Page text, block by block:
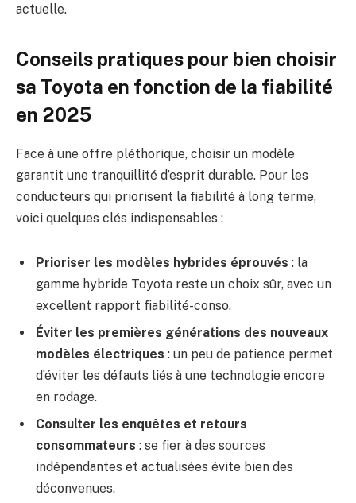
actuelle.
Conseils pratiques pour bien choisir
sa Toyota en fonction de la fiabilité
en 2025
Face à une offre pléthorique, choisir un modèle
garantit une tranquillité d’esprit durable. Pour les
conducteurs qui priorisent la fiabilité à long terme,
voici quelques clés indispensables :
Prioriser les modèles hybrides éprouvés : la
gamme hybride Toyota reste un choix sûr, avec un
excellent rapport fiabilité-conso.
Éviter les premières générations des nouveaux
modèles électriques : un peu de patience permet
d’éviter les défauts liés à une technologie encore
en rodage.
Consulter les enquêtes et retours
consommateurs : se fier à des sources
indépendantes et actualisées évite bien des
déconvenues.